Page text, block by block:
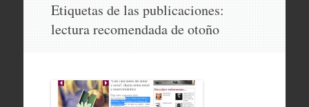
contenido
Etiquetas de las publicaciones:
lectura recomendada de otoño